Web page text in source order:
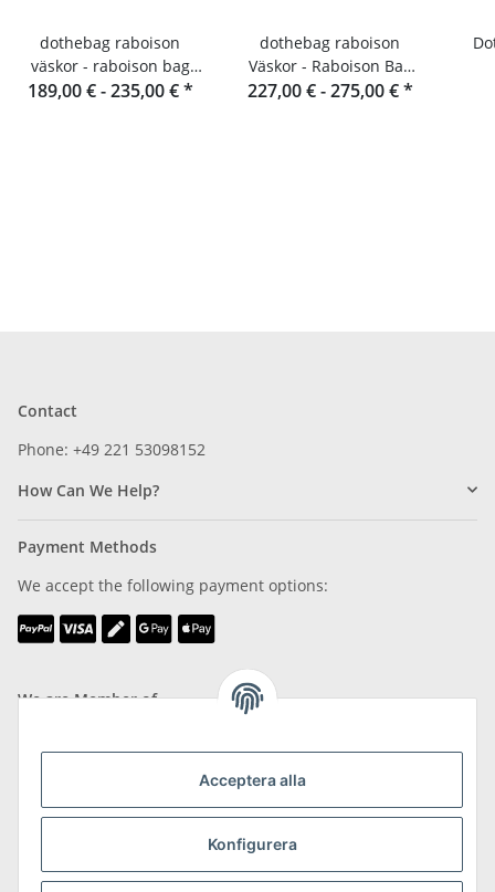
Acceptera alla
Konfigurera
dothebag raboison
väskor - raboison bag
upend Stående format
189,00 € -235,00 €*
dothebag raboison
Väskor - Raboison Bag
Liggende format toro
227,00 € -275,00 €*
Contact
Phone: +49 221 53098152
How Can We Help?
Payment Methods
We accept the following payment options:
We are Member of
more about Shipping & Returns